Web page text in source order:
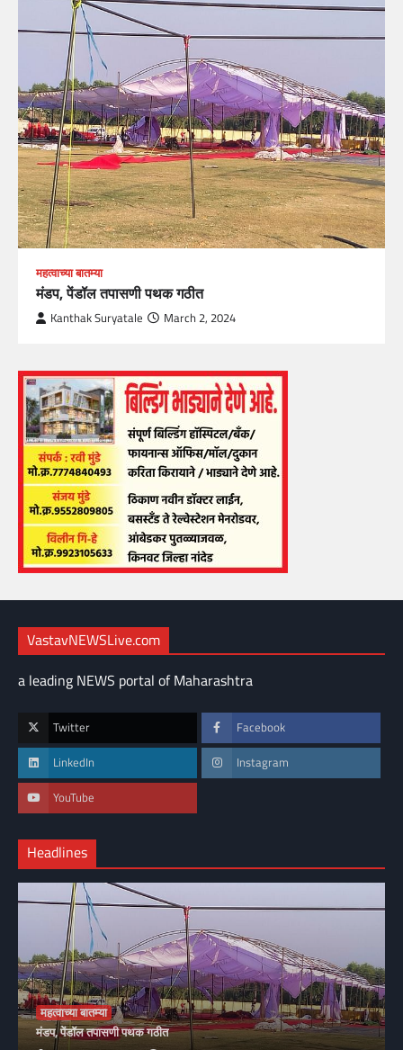
महत्वाच्या बातम्या
मंडप, पेंडॉल तपासणी पथक गठीत
Kanthak Suryatale March 2, 2024
VastavNEWSLive.com
a leading NEWS portal of Maharashtra
Twitter Facebook
LinkedIn Instagram
YouTube
Headlines
महत्वाच्या बातम्या
मंडप, पेंडॉल तपासणी पथक गठीत